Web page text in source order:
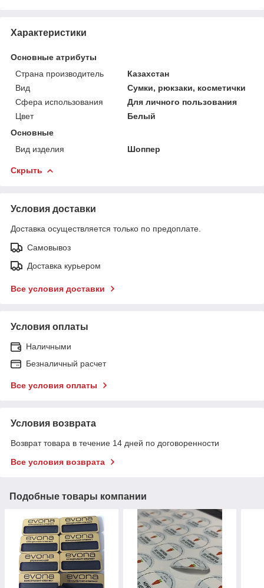
Характеристики
Основные атрибуты
Страна производитель
Казахстан
Вид
Сумки, рюкзаки, косметички
Сфера использования
Для личного пользования
Цвет
Белый
Основные
Вид изделия
Шоппер
Скрыть
Условия доставки
Доставка осуществляется только по предоплате.
Самовывоз
Доставка курьером
Все условия доставки
Условия оплаты
Наличными
Безналичный расчет
Все условия оплаты
Условия возврата
Возврат товара в течение 14 дней по договоренности
Все условия возврата
Подобные товары компании